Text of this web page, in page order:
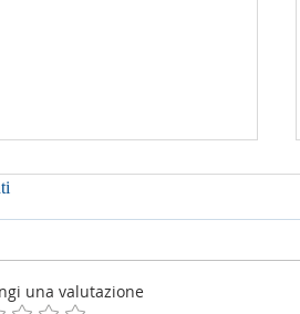
una valutazione